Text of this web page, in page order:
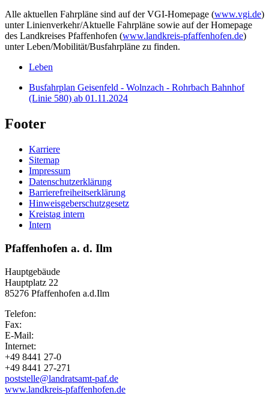
Alle aktuellen Fahrpläne sind auf der VGI-Homepage (www.vgi.de)
unter Linienverkehr/Aktuelle Fahrpläne sowie auf der Homepage
des Landkreises Pfaffenhofen (www.landkreis-pfaffenhofen.de)
unter Leben/Mobilität/Busfahrpläne zu finden.
Leben
Busfahrplan Geisenfeld - Wolnzach - Rohrbach Bahnhof
(Linie 580) ab 01.11.2024
Footer
Karriere
Sitemap
Impressum
Datenschutzerklärung
Barrierefreiheitserklärung
Hinweisgeberschutzgesetz
Kreistag intern
Intern
Pfaffenhofen a. d. Ilm
Hauptgebäude
Hauptplatz 22
85276 Pfaffenhofen a.d.Ilm
Telefon:
Fax:
E-Mail:
Internet:
+49 8441 27-0
+49 8441 27-271
poststelle@landratsamt-paf.de
www.landkreis-pfaffenhofen.de